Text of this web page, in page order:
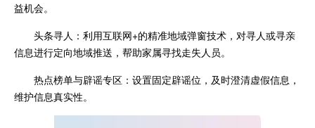
益机会。
头条寻人：利用互联网+的精准地域弹窗技术，对寻人或寻亲
信息进行定向地域推送，帮助家属寻找走失人员。
热点榜单与辟谣专区：设置固定辟谣位，及时澄清虚假信息，
维护信息真实性。